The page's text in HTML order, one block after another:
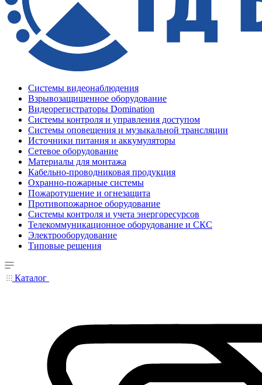
Системы видеонаблюдения
Взрывозащищенное оборудование
Видеорегистраторы Domination
Системы контроля и управления доступом
Системы оповещения и музыкальной трансляции
Источники питания и аккумуляторы
Сетевое оборудование
Материалы для монтажа
Кабельно-проводниковая продукция
Охранно-пожарные системы
Пожаротушение и огнезащита
Противопожарное оборудование
Системы контроля и учета энергоресурсов
Телекоммуникационное оборудование и СКС
Электрооборудование
Типовые решения
Каталог